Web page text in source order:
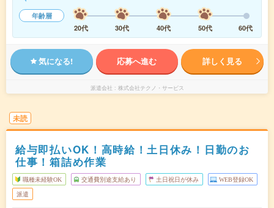
年齢層
20代
30代 40代 50代 60代
気になる! 応募へ進む 詳しく見る
派遣会社 株式会社テクノ・サービス
未読
給与即払いOK！高時給！土日休み！日勤のお
仕事！箱詰め作業
職種未経験OK 交通費別途支給あり 土日祝日が休み WEB登録OK
派遣